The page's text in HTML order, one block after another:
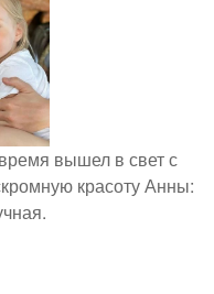
вышел в свет с
красоту Анны: